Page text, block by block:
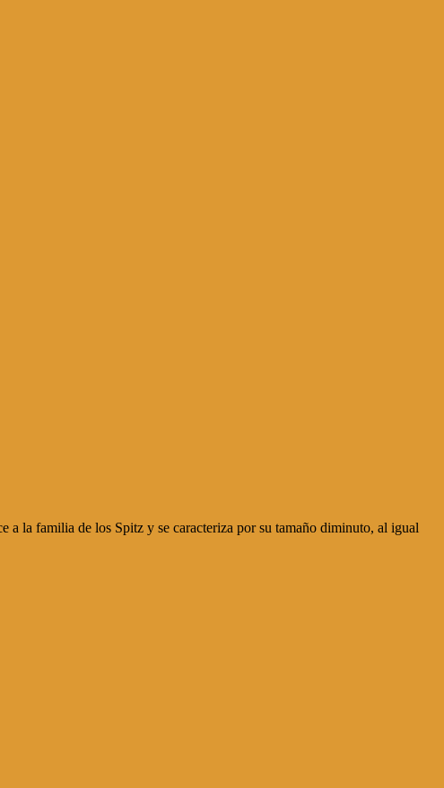
a la familia de los Spitz y se caracteriza por su tamaño diminuto, al igual